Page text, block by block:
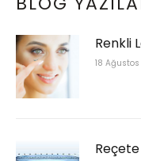
Renkli
18
Reçete